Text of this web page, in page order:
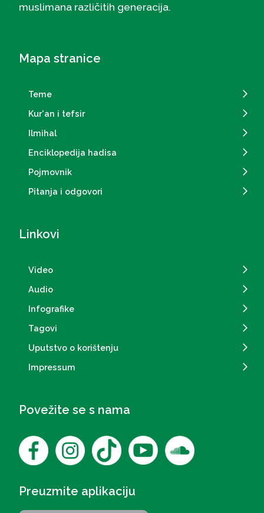
muslimana različitih generacija.
Mapa stranice
Teme
Kur'an i tefsir
Ilmihal
Enciklopedija hadisa
Pojmovnik
Pitanja i odgovori
Linkovi
Video
Audio
Infografike
Tagovi
Uputstvo o korištenju
Impressum
Povežite se s nama
Preuzmite aplikaciju